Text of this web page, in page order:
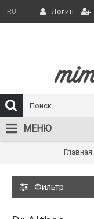
RU Логин
МЕНЮ
Главная
Фильтр